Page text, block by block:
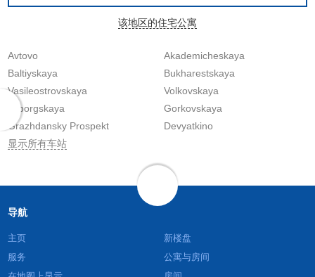
该地区的住宅公寓
Avtovo
Akademicheskaya
Baltiyskaya
Bukharestskaya
Vasileostrovskaya
Volkovskaya
Vyborgskaya
Gorkovskaya
Grazhdansky Prospekt
Devyatkino
显示所有车站
导航
主页
服务
新楼盘
公寓与房间